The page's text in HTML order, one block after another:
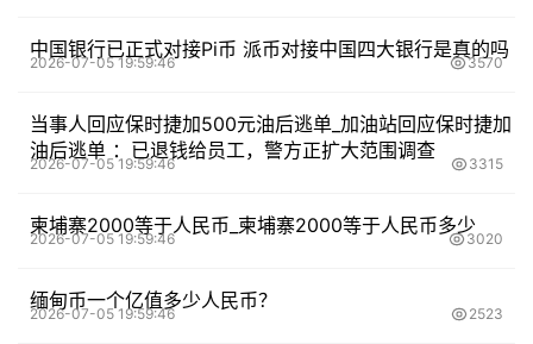
中国银行已正式对接Pi币 派币对接中国四大银行是真的吗
2026-07-05 19:59:46 3570
当事人回应保时捷加500元油后逃单_加油站回应保时捷加
油后逃单 ：已退钱给员工，警方正扩大范围调查
2026-07-05 19:59:46 3315
柬埔寨2000等于人民币_柬埔寨2000等于人民币多少
2026-07-05 19:59:46 3020
缅甸币一个亿值多少人民币？
2026-07-05 19:59:46 2523